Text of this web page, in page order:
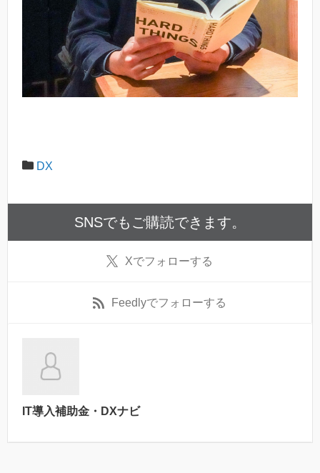
DX
SNSでもご購読できます。
Xでフォローする
Feedlyでフォローする
IT導入補助金・DXナビ